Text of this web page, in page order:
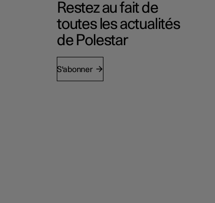
Restez au fait de
toutes les actualités
de Polestar
S'abonner